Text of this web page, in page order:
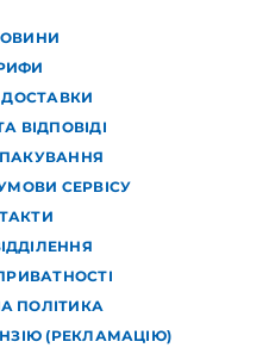
ДОСТАВКИ
ВІДПОВІДІ
СЕРВІСУ
ПОЛІТИКА
(РЕКЛАМАЦІЮ)